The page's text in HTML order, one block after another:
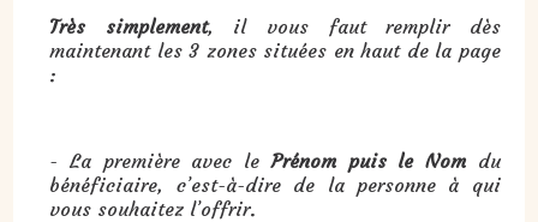
Très simplement, il vous faut remplir dès
maintenant les 3 zones situées en haut de la page
:
- La première avec lePrénom puis le Nom du
bénéficiaire, c’est-à-dire de la personne à qui
vous souhaitez l’offrir.